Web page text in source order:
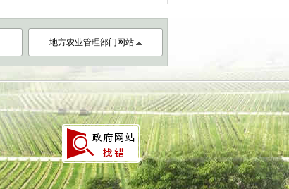
地方农业管理部门网站